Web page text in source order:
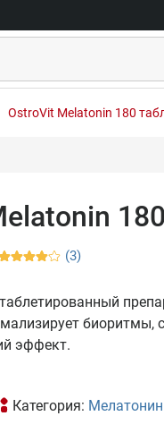
OstroVit Melatonin 180
(3)
эффект.
Категория: